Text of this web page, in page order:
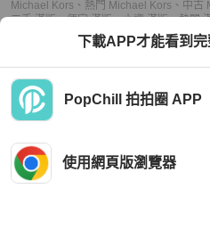
Michael Kors 、 熱門 Michael Kors 、 中古
二手 滿版、便宜 滿版、小資 滿版、熱門
便宜 耳機掛繩、小資 耳機掛繩、
下載APP才能看到
PopChill 拍拍圈 APP
使用網頁版瀏覽器